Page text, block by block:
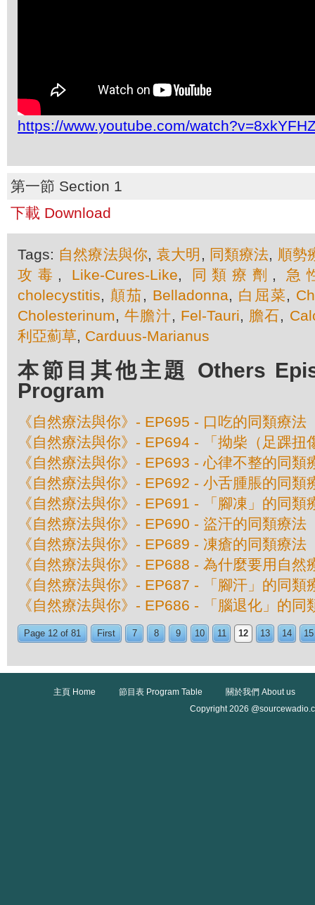
https://www.youtube.com/
第一節 Section 1
下載 Download
Tags: 自然療法與你,袁大明 , 同類療法, 順勢
攻毒 , Like-Cures-Like, 同類療劑 , 急
cholecystitis, 顛茄, Belladonna, 白屈菜,
Cholesterinum,牛膽汁, Fel-Tauri, 膽石,
利亞薊草, Carduus-Marianus
本節目其他主題 Others
Program
《自然療法與你》- EP695 - 口吃的同類療法
《自然療法與你》- EP694 - 「拗柴（足踝扭
《自然療法與你》- EP693 - 心律不整的同類
《自然療法與你》- EP692 - 小舌腫脹的同類
《自然療法與你》- EP691 - 「腳凍」的同類
《自然療法與你》- EP690 - 盜汗的同類療法
《自然療法與你》- EP689 - 凍瘡的同類療法
《自然療法與你》- EP688 - 為什麼要用自然
《自然療法與你》- EP687 - 「腳汗」的同類
《自然療法與你》- EP686 - 「腦退化」的同
Page 12 of 81 First 7 8 9 10 11 12 13 14 15
主頁 Home 節目表 Program Table
關於我們 About us
Copyright 2026